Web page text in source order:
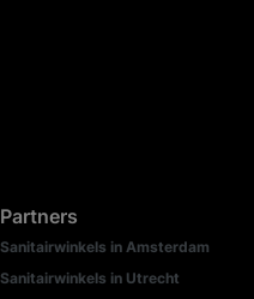
Partners
Sanitairwinkels in Amsterdam
Sanitairwinkels in Utrecht